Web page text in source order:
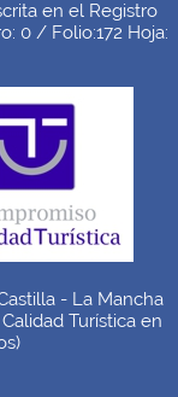
en el Registro
0 / Folio:172 Hoja:
- La Mancha
Turística en
)